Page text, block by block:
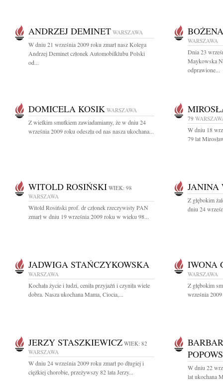
ANDRZEJ DEMINET WARSZAWA
W dniu 21 września 2009 roku zmarł nasz Kolega
Andrzej Deminet członek Automobilklubu Polski
od...
WARSZAWA
Dnia 23
Maykowska
odprawione...
DOMICELA KOSIK WARSZAWA
Z wielkim smutkiem zawiadamiamy, że w dniu 24
września 2009 roku odeszła od nas nasza ukochana...
79
W dniu 18
79 lat
WITOLD ROSIŃSKI WIEK: 98
WARSZAWA
Witold Rosiński prof. dr członek rzeczywisty PAN
zmarł w dniu 19 września 2009 roku w wieku 98...
JANINA
Z głębokim
dniu 24
JADWIGA STAŃCZYKOWSKA
WARSZAWA
Kochała życie i ludzi, ceniła przyjaźń i czyniła wiele
dobra. Nasza ukochana Mama, Ciocia,...
IWONA
WARSZAWA
Z głębokim
września
JERZY STASZKIEWICZ WIEK: 82
WARSZAWA
W dniu 24 września 2009 roku zmarł po długiej i
ciężkiej chorobie, przeżywszy 82 lata Jerzy...
W dniu 22
lat ukochana